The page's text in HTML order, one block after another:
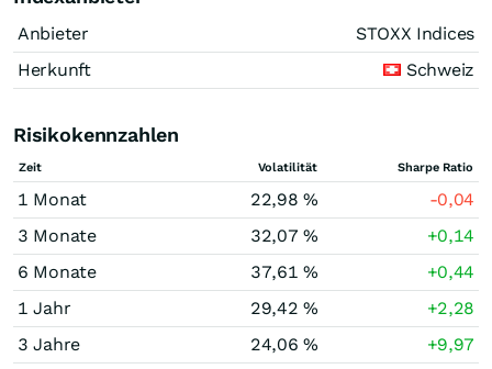
Anbieter
STOXX Indices
Herkunft
Schweiz
Risikokennzahlen
Zeit Volatilität Sharpe Ratio
1 Monat 22,98 %
-0,04
3 Monate
32,07 %
+0,14
6 Monate
37,61 %
+0,44
1 Jahr
29,42 %
+2,28
3 Jahre
24,06 %
+9,97